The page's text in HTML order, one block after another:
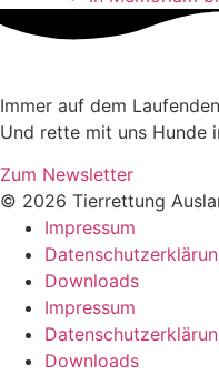
Immer auf dem
Und rette mit uns Hunde
Zum Newsletter
© 2026 Tierrettung
Impressum
Downloads
Impressum
Downloads